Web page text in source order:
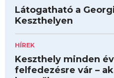
Látogatható a
Keszthelyen
HÍREK
Keszthely minden
felfedezésre vár –